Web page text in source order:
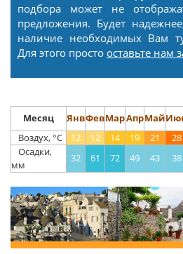
подбора может не
предложения. Будет
наличие необходимых Вам
Для этого просто оставьте нам
Месяц ЯнвФевМарАпрМай
Воздух, °С
12 12 14 19 21 28
Осадки,
мм
32 61 72 49 43 38